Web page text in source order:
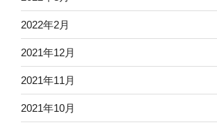
2022年2月
2021年12月
2021年11月
2021年10月